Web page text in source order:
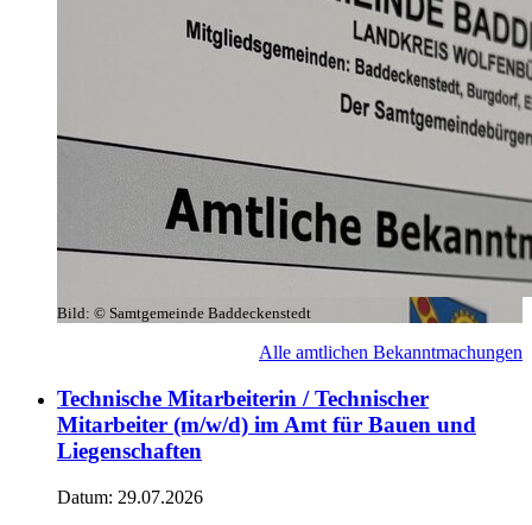
Bild: © Samtgemeinde Baddeckenstedt
Alle amtlichen Bekanntmachungen
Technische Mitarbeiterin / Technischer
Mitarbeiter (m/w/d) im Amt für Bauen und
Liegenschaften
Datum: 29.07.2026